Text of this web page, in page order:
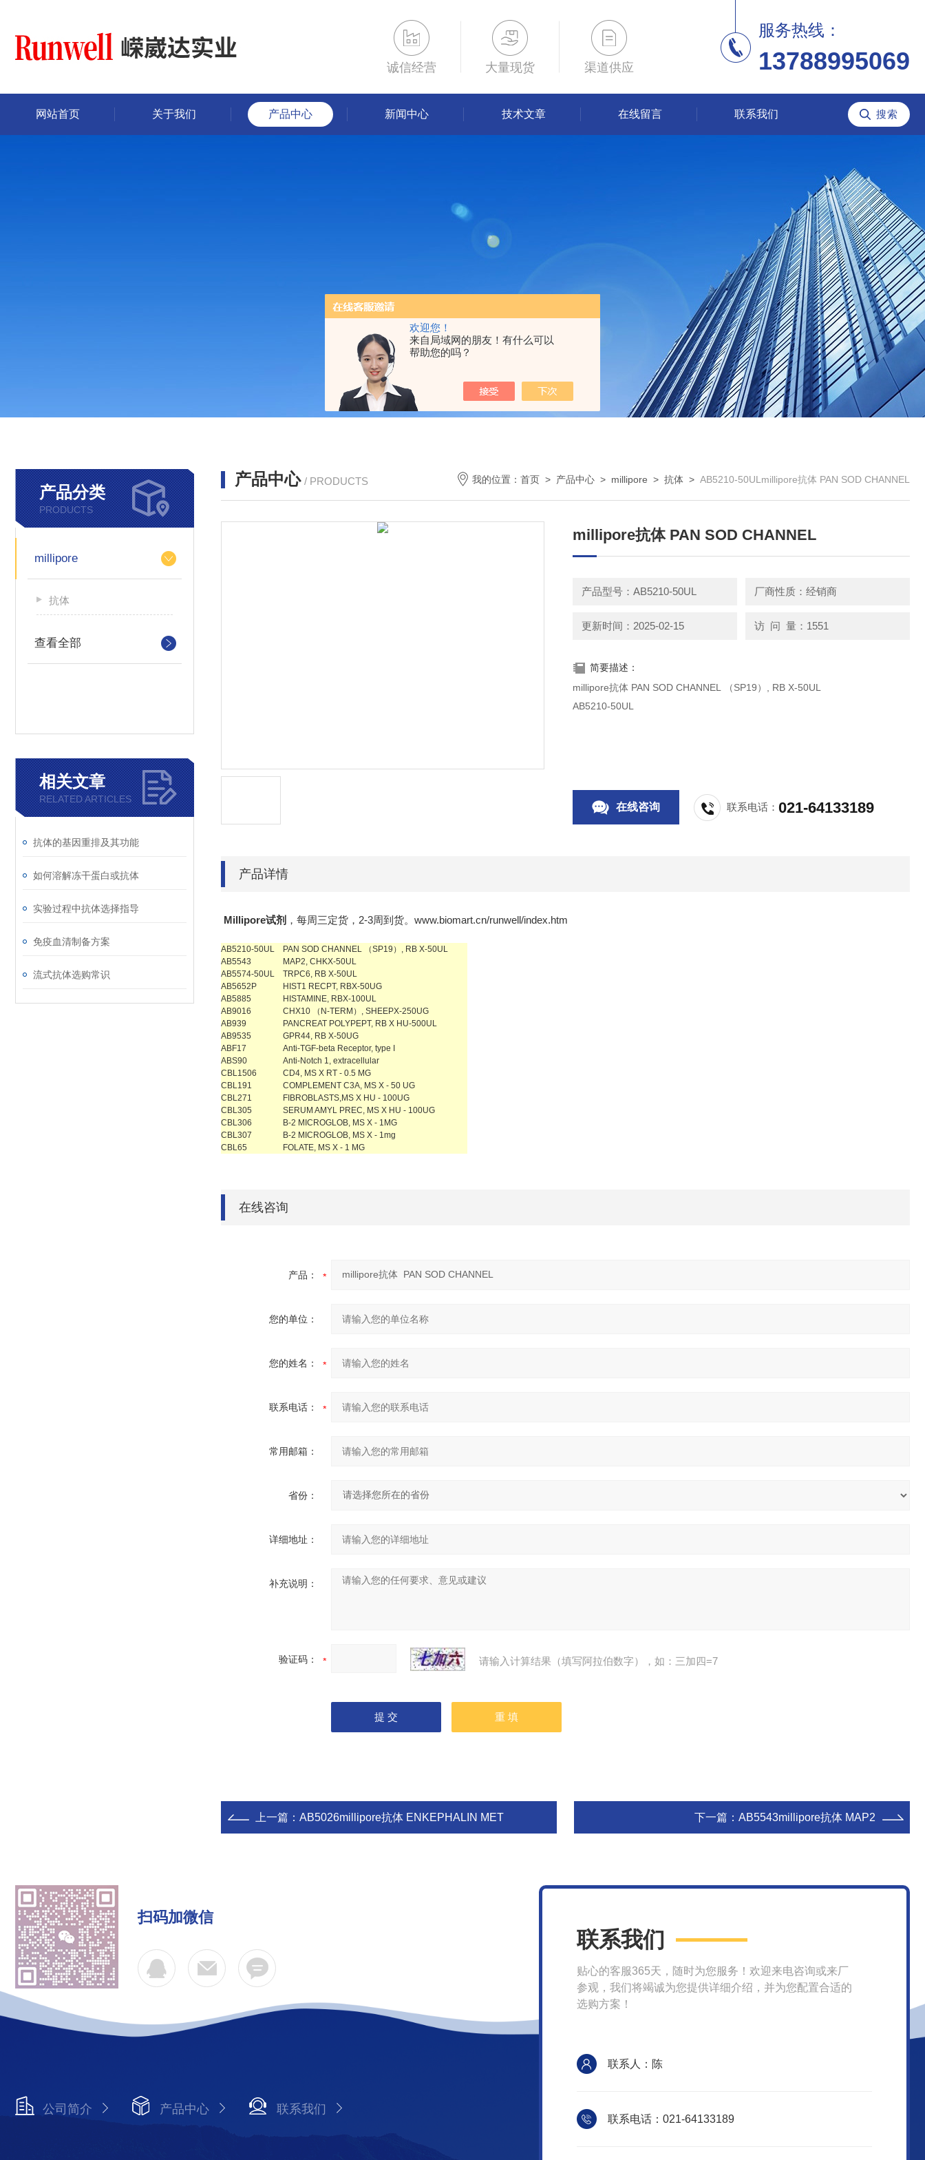
欢迎您！
来自局域网的朋友！有什么可以
帮助您的吗？
诚信经营 大量现货 渠道供应
服务热线：
13788995069
网站首页 关于我们 产品中心 新闻中心 技术文章 在线留言 联系我们
产品分类
PRODUCTS
millipore
抗体
查看全部
相关文章
RELATED ARTICLES
抗体的基因重排及其功能
如何溶解冻干蛋白或抗体
实验过程中抗体选择指导
免疫血清制备方案
流式抗体选购常识
产品中心 / PRODUCTS 我的位置： 首页 > 产品中心 > millipore > 抗体 > AB5210-50ULmillipore抗体 PAN SOD CHANNEL
millipore抗体 PAN SOD CHANNEL
产品型号：AB5210-50UL 厂商性质：经销商
更新时间：2025-02-15 访 问 量：1551
简要描述：
millipore抗体 PAN SOD CHANNEL （SP19）, RB X-50UL
AB5210-50UL
在线咨询 联系电话：021-64133189
产品详情
Millipore试剂 ，每周三定货，2-3周到货。www.biomart.cn/runwell/index.htm
AB5210-50UL
PAN SOD CHANNEL （SP19）, RB X-50UL
AB5543
MAP2, CHKX-50UL
AB5574-50UL
TRPC6, RB X-50UL
AB5652P
HIST1 RECPT, RBX-50UG
AB5885
HISTAMINE, RBX-100UL
AB9016
CHX10 （N-TERM）, SHEEPX-250UG
AB939
PANCREAT POLYPEPT, RB X HU-500UL
AB9535
GPR44, RB X-50UG
ABF17
Anti-TGF-beta Receptor, type I
ABS90
Anti-Notch 1, extracellular
CBL1506
CD4, MS X RT - 0.5 MG
CBL191
COMPLEMENT C3A, MS X - 50 UG
CBL271
FIBROBLASTS,MS X HU - 100UG
CBL305
SERUM AMYL PREC, MS X HU - 100UG
CBL306
B-2 MICROGLOB, MS X - 1MG
CBL307
B-2 MICROGLOB, MS X - 1mg
CBL65
FOLATE, MS X - 1 MG
在线咨询
产品：
您的单位：
您的姓名：
联系电话：
常用邮箱：
省份：
详细地址：
补充说明：
验证码： 请输入计算结果（填写阿拉伯数字），如：三加四=7
上一篇： AB5026millipore抗体 ENKEPHALIN MET 下一篇： AB5543millipore抗体 MAP2
扫码加微信
公司简介 产品中心 联系我们
联系我们
贴心的客服365天，随时为您服务！欢迎来电咨询或来厂
参观，我们将竭诚为您提供详细介绍，并为您配置合适的
选购方案！
联系人：陈
联系电话：021-64133189